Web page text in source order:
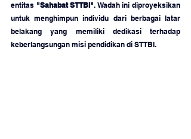
entitas "Sahabat STTBI". Wadah ini diproyeksikan
untuk menghimpun individu dari berbagai latar
belakang yang memiliki dedikasi terhadap
keberlangsungan misi pendidikan di STTBI.